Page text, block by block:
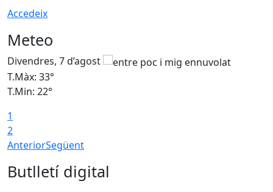
Accedeix
Meteo
Divendres, 7 d’agost
T.Màx: 33°
T.Min: 22°
1
2
AnteriorSegüent
Butlletí digital